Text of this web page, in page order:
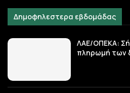
Δημοφηλεστερα εβδομάδας
ΛΑΕ/ΟΠΕΚΑ:
πληρωμή των